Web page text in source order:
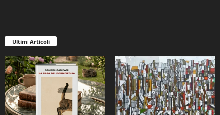
Ultimi Articoli